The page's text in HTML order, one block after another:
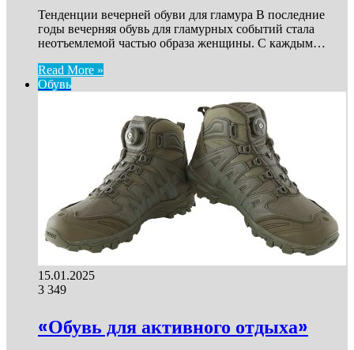
Тенденции вечерней обуви для гламура В последние
годы вечерняя обувь для гламурных событий стала
неотъемлемой частью образа женщины. С каждым…
Read More »
Обувь
15.01.2025
3 349
«Обувь для активного отдыха»